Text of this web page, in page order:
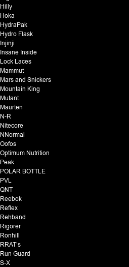
Hilly
Hoka
HydraPak
Hydro Flask
Injinji
Insane Inside
Lock Laces
Mammut
Mars and Snickers
Mountain King
Mutant
Maurten
N-R
Nitecore
NNormal
Oofos
Optimum Nutrition
Peak
POLAR BOTTLE
PVL
QNT
Reebok
Reflex
Rehband
Rigorer
Ronhill
RRAT’s
Run Guard
S-X